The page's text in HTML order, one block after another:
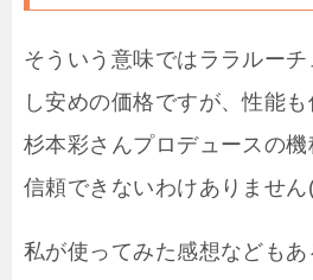
そういう意味ではララルー
し安めの価格ですが、性能も
杉本彩さんプロデュースの機
信頼できないわけありません
私が使ってみた感想なども